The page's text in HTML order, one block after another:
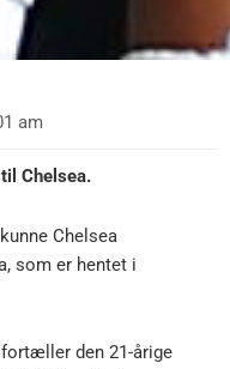
am
Chelsea.
Chelsea
som er hentet i
fortæller den 21-årige